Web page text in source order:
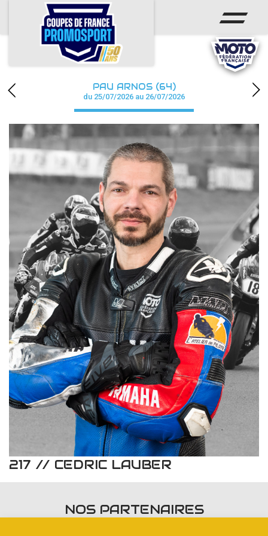
ACCUEIL
ACTUS
CALENDRIER
CHAMPIONNAT
RÉSULTATS
PHOTOS / WEB TV
PARTENAIRES
accéder à la billetterie
PAU ARNOS (64)
du 25/07/2026 au 26/07/2026
217 // CEDRIC LAUBER
NOS PARTENAIRES